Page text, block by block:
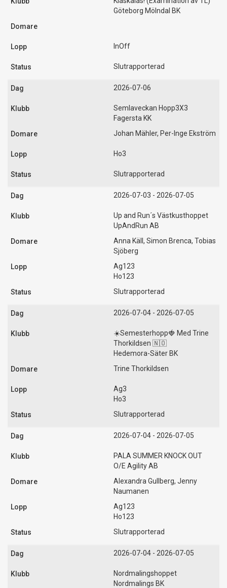
Göteborg Mölndal BK
InOff
Slutrapporterad
2026-07-06
Semlaveckan Hopp3X3
Fagersta KK
Johan Mähler, Per-Inge Ekström
Ho3
Slutrapporterad
2026-07-03 - 2026-07-05
Up and Run´s Västkusthoppet
UpAndRun AB
Anna Käll, Simon Brenca, Tobias
Sjöberg
Ag123
Ho123
Slutrapporterad
2026-07-04 - 2026-07-05
☀️Semesterhopp🍓 Med Trine
Thorkildsen 🇳🇴
Hedemora-Säter BK
Trine Thorkildsen
Ag3
Ho3
Slutrapporterad
2026-07-04 - 2026-07-05
PALA SUMMER KNOCK OUT
O/E Agility AB
Alexandra Gullberg, Jenny
Naumanen
Ag123
Ho123
Slutrapporterad
2026-07-04 - 2026-07-05
Nordmalingshoppet
Nordmalings BK